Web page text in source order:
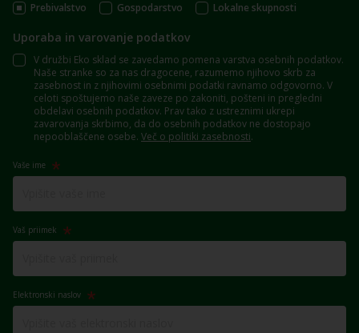
Prebivalstvo Gospodarstvo Lokalne skupnosti
Uporaba in varovanje podatkov
V družbi Eko sklad se zavedamo pomena varstva osebnih podatkov.
Naše stranke so za nas dragocene, razumemo njihovo skrb za
zasebnost in z njihovimi osebnimi podatki ravnamo odgovorno. V
celoti spoštujemo naše zaveze po zakoniti, pošteni in pregledni
obdelavi osebnih podatkov. Prav tako z ustreznimi ukrepi
zavarovanja skrbimo, da do osebnih podatkov ne dostopajo
nepooblaščene osebe. Več o politiki zasebnosti.
Vaše ime
Vaš priimek
Elektronski naslov